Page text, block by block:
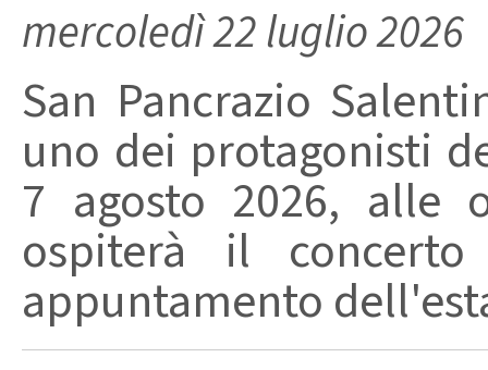
mercoledì 22 luglio 2026
San Pancrazio
uno dei protagonisti
7 agosto 2026, alle
ospiterà il
appuntamento